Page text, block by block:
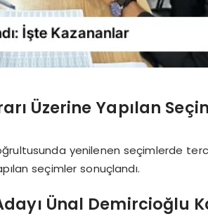
Üzerine Yapılan
yenilenen seçimlerde
seçimler sonuçlandı.
Ünal Demircioğlu